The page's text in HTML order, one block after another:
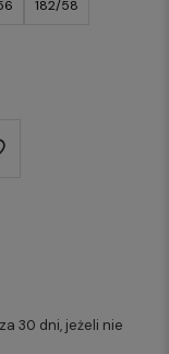
182/58
30 dni, jeżeli nie